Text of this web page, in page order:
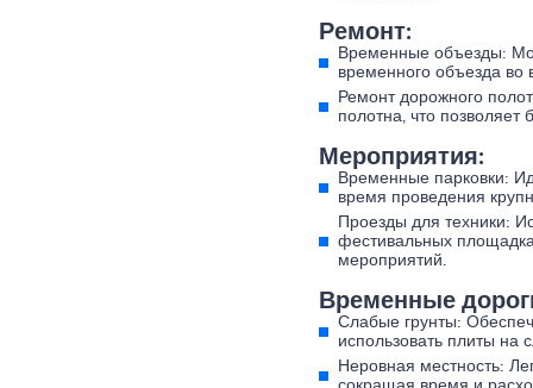
Ремонт:
Временные объезды:
временного объезда во
Ремонт дорожного
полотна, что позволяет
Мероприятия:
Временные парковки:
время проведения
Проезды для техники:
фестивальных
мероприятий.
Временные
Слабые грунты:
использовать плиты на
Неровная местность: